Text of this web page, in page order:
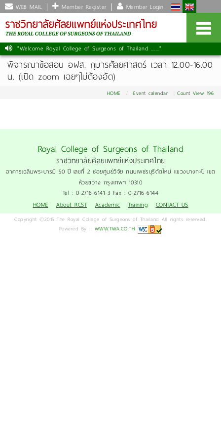
WEB MAIL Member Register Member Login
"Welcome Royal College of Surgeons of Thailand ......."
พิจารณาข้อสอบ อฝส. กุมารศัลยศาสตร์ เวลา 12.00-16.00
น. (เปิด zoom เฉยๆไม่ต้องอัด)
HOME Event calendar Count View 196
Royal College of Surgeons of Thailand
ราชวิทยาลัยศัลยแพทย์แห่งประเทศไทย
อาคารเฉลิมพระบารมี 50 ปี เลขที่ 2 ซอยศูนย์วิจัย ถนนเพชรบุรีตัดใหม่ แขวงบางกะปิ เขต
ห้วยขวาง กรุงเทพฯ 10310
Tel : 0-2716-6141-3 Fax : 0-2716-6144
HOME
About RCST Academic Training CONTACT US
Copyright ©2015 The Royal College of Surgeons of Thailand All rights reserved.
Powered By :: WWW.TWA.CO.TH